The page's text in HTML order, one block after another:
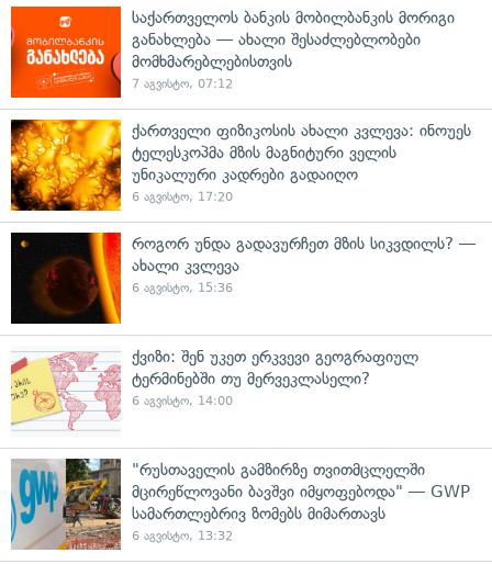
საქართველოს ბანკის მობილბანკის მორიგი
განახლება — ახალი შესაძლებლობები
მომხმარებლებისთვის
7 აგვისტო, 07:12
ქართველი ფიზიკოსის ახალი კვლევა: ინოუეს
ტელესკოპმა მზის მაგნიტური ველის
უნიკალური კადრები გადაიღო
6 აგვისტო, 17:20
როგორ უნდა გადავურჩეთ მზის სიკვდილს? —
ახალი კვლევა
6 აგვისტო, 15:36
ქვიზი: შენ უკეთ ერკვევი გეოგრაფიულ
ტერმინებში თუ მერვეკლასელი?
6 აგვისტო, 14:00
"რუსთაველის გამზირზე თვითმცლელში
მცირეწლოვანი ბავშვი იმყოფებოდა" — GWP
სამართლებრივ ზომებს მიმართავს
6 აგვისტო, 13:32